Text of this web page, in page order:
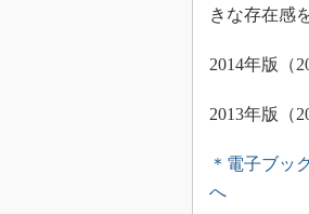
きな存在感
2014年版（
2013年版（
＊電子ブッ
へ